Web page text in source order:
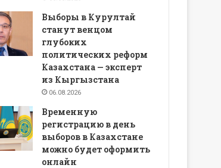
Выборы в Курултай
станут венцом
глубоких
политических реформ
Казахстана — эксперт
из Кыргызстана
06.08.2026
Временную
регистрацию в день
выборов в Казахстане
можно будет оформить
онлайн